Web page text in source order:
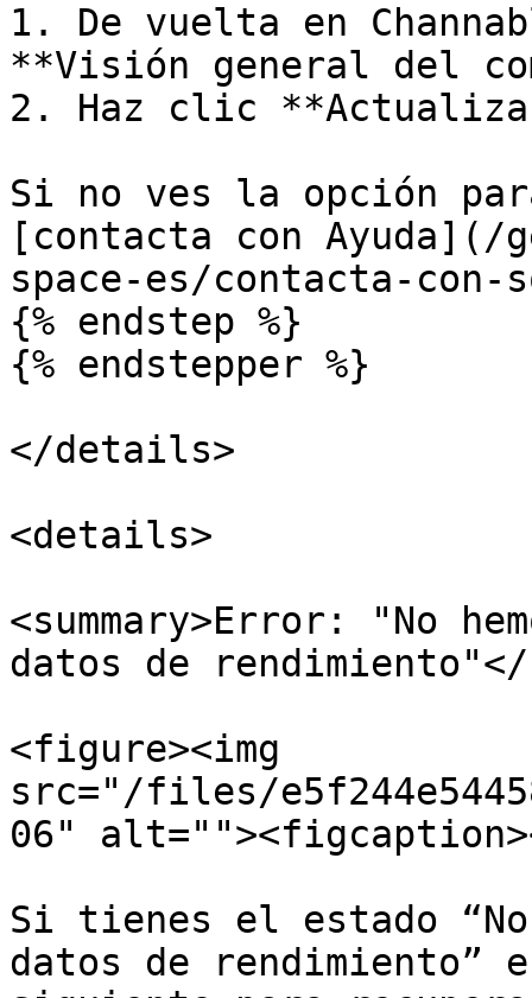
1. De vuelta en
**Visión general del
2. Haz clic
Si no ves la opción
[contacta con
space-es/contacta-con-
{% endstep %}
{% endstepper %}
</details>
<details>
<summary>Error: "No
datos de rendimiento"</
<figure><img
src="/files/
06"
Si tienes el estado
datos de rendimiento”